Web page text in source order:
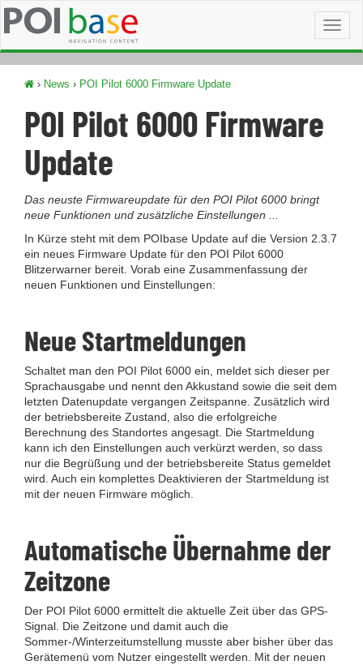
› News › POI Pilot 6000 Firmware Update
POI Pilot 6000 Firmware
Update
Das neuste Firmwareupdate für den POI Pilot 6000 bringt
neue Funktionen und zusätzliche Einstellungen ...
In Kürze steht mit dem POIbase Update auf die Version 2.3.7
ein neues Firmware Update für den POI Pilot 6000
Blitzerwarner bereit. Vorab eine Zusammenfassung der
neuen Funktionen und Einstellungen:
Neue Startmeldungen
Schaltet man den POI Pilot 6000 ein, meldet sich dieser per
Sprachausgabe und nennt den Akkustand sowie die seit dem
letzten Datenupdate vergangen Zeitspanne. Zusätzlich wird
der betriebsbereite Zustand, also die erfolgreiche
Berechnung des Standortes angesagt. Die Startmeldung
kann ich den Einstellungen auch verkürzt werden, so dass
nur die Begrüßung und der betriebsbereite Status gemeldet
wird. Auch ein komplettes Deaktivieren der Startmeldung ist
mit der neuen Firmware möglich.
Automatische Übernahme der
Zeitzone
Der POI Pilot 6000 ermittelt die aktuelle Zeit über das GPS-
Signal. Die Zeitzone und damit auch die
Sommer-/Winterzeitumstellung musste aber bisher über das
Gerätemenü vom Nutzer eingestellt werden. Mit der neuen